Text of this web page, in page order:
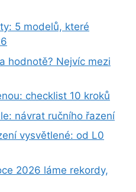
5 modelů, které
hodnotě? Nejvíc mezi
checklist 10 kroků
návrat ručního řazení
vysvětlené: od L0
2026 láme rekordy,